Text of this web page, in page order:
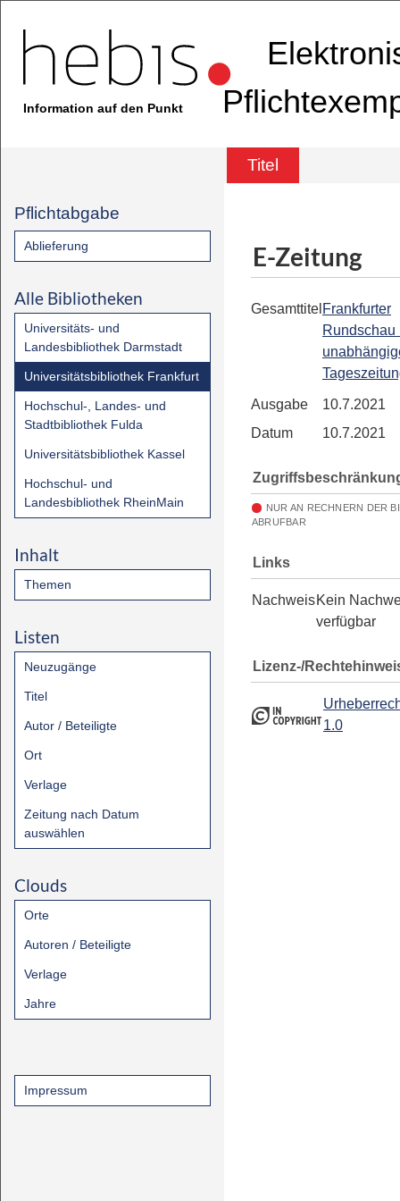
Information auf den Punkt
Titel
Pflichtabgabe
Ablieferung
Alle Bibliotheken
Universitäts- und
Landesbibliothek Darmstadt
Universitätsbibliothek Frankfurt
Hochschul-, Landes- und
Stadtbibliothek Fulda
Universitätsbibliothek Kassel
Hochschul- und
Landesbibliothek RheinMain
Inhalt
Themen
Listen
Neuzugänge
Titel
Autor / Beteiligte
Ort
Verlage
Zeitung nach Datum
auswählen
Clouds
Orte
Autoren / Beteiligte
Verlage
Jahre
Impressum
E-Zeitung
Gesamttitel Frankfurter
Rundschau
Ausgabe
10.7.2021
Datum
10.7.2021
NUR AN RECHNERN DER
ABRUFBAR
Links
NachweisKein
verfügbar
Lizenz-/
1.0